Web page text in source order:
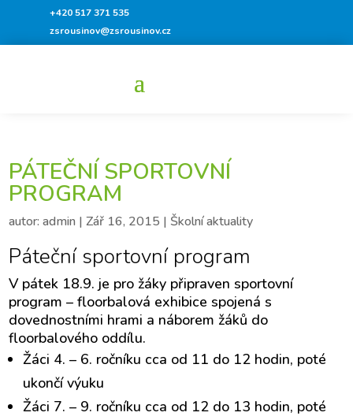
+420 517 371 535
zsrousinov@zsrousinov.cz
PÁTEČNÍ SPORTOVNÍ
PROGRAM
autor:admin |Zář 16, 2015 | Školní aktuality
Páteční sportovní program
V pátek 18.9. je pro žáky připraven sportovní
program – floorbalová exhibice spojená s
dovednostními hrami a náborem žáků do
floorbalového oddílu.
Žáci 4. – 6. ročníku cca od 11 do 12 hodin, poté
ukončí výuku
Žáci 7. – 9. ročníku cca od 12 do 13 hodin, poté